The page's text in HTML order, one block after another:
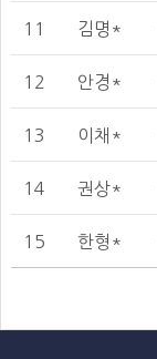
11 김명*
12 안경*
13 이채*
14 권상*
15 한형*